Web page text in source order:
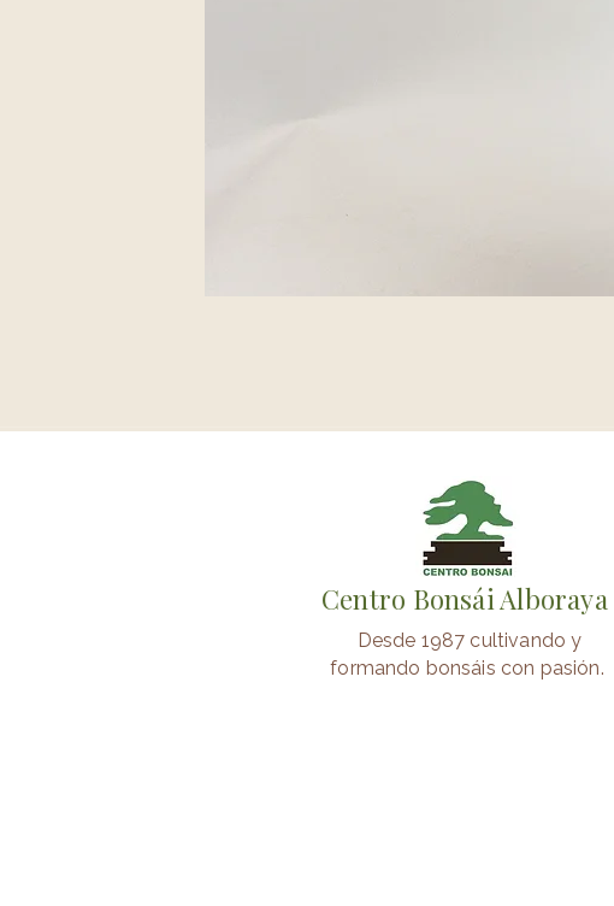
Centro Bonsái Alboraya
Desde 1987 cultivando y
formando bonsáis con pasión.